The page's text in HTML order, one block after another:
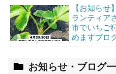
【お知らせ
ランティア
市でいちご
めますブロ
お知らせ・ブログ